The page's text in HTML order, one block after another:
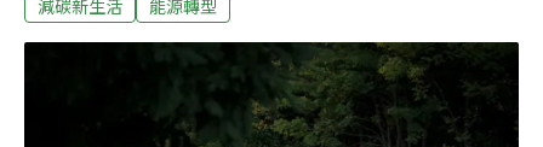
油，透過加氫處理轉化為航空燃料。根據歐洲統計，現在
大部分的廢棄食用油（Used Cooking Oil, UCO）來自餐
飲業，只有約10％來自家庭。
減碳新生活
能源轉型